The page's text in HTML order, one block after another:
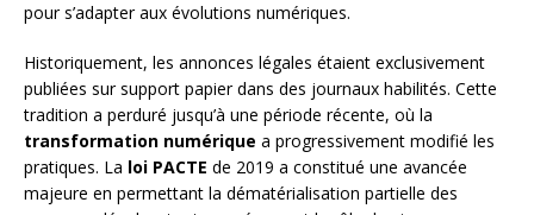
pour s’adapter aux évolutions numériques.
Historiquement, les annonces légales étaient exclusivement
publiées sur support papier dans des journaux habilités. Cette
tradition a perduré jusqu’à une période récente, où la
transformation numérique a progressivement modifié les
pratiques. La loi PACTE de 2019 a constitué une avancée
majeure en permettant la dématérialisation partielle des